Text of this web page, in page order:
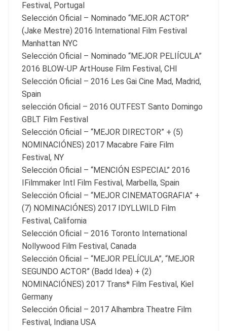
Festival, Portugal
Selección Oficial – Nominado “MEJOR ACTOR”
(Jake Mestre) 2016 International Film Festival
Manhattan NYC
Selección Oficial – Nominado “MEJOR PELIÍCULA”
2016 BLOW-UP ArtHouse Film Festival, CHI
Selección Oficial – 2016 Les Gai Cine Mad, Madrid,
Spain
selección Oficial – 2016 OUTFEST Santo Domingo
GBLT Film Festival
Selección Oficial – “MEJOR DIRECTOR” + (5)
NOMINACIÓNES) 2017 Macabre Faire Film
Festival, NY
Selección Oficial – “MENCIÓN ESPECIAL” 2016
IFilmmaker Intl Film Festival, Marbella, Spain
Selección Oficial – “MEJOR CINEMATOGRAFIA” +
(7) NOMINACIÓNES) 2017 IDYLLWILD Film
Festival, California
Selección Oficial – 2016 Toronto International
Nollywood Film Festival, Canada
Selección Oficial – “MEJOR PELÍCULA”, “MEJOR
SEGUNDO ACTOR” (Badd Idea) + (2)
NOMINACIÓNES) 2017 Trans* Film Festival, Kiel
Germany
Selección Oficial – 2017 Alhambra Theatre Film
Festival, Indiana USA